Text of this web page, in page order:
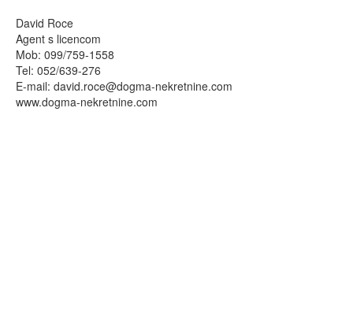
David Roce
Agent s licencom
Mob: 099/759-1558
Tel: 052/639-276
E-mail: david.roce@dogma-nekretnine.com
www.dogma-nekretnine.com